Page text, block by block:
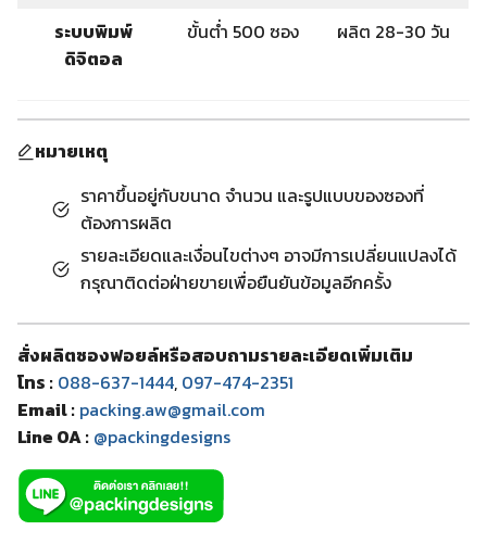
ระบบพิมพ์
ดิจิตอล
ขั้นต่ำ 500 ซอง ผลิต 28-30 วัน
หมายเหตุ
ราคาขึ้นอยู่กับขนาด จำนวน และรูปแบบของซองที่
ต้องการผลิต
รายละเอียดและเงื่อนไขต่างๆ อาจมีการเปลี่ยนแปลงได้
กรุณาติดต่อฝ่ายขายเพื่อยืนยันข้อมูลอีกครั้ง
สั่งผลิตซองฟอยล์หรือสอบถามรายละเอียดเพิ่มเติม
โทร : 088-637-1444, 097-474-2351
Email : packing.aw@gmail.com
Line OA : @packingdesigns